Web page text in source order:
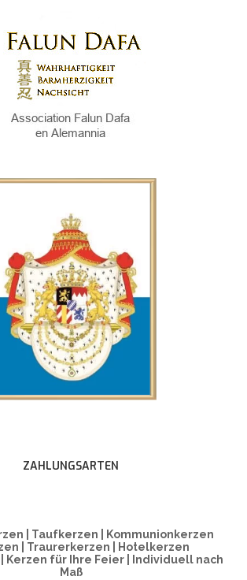
ZAHLUNGSARTEN
| Taufkerzen | Kommunionkerzen
| Traurerkerzen | Hotelkerzen
Kerzen für Ihre Feier | Individuell nach
Maß